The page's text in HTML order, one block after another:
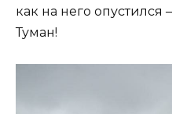
как на него опустился
Туман!